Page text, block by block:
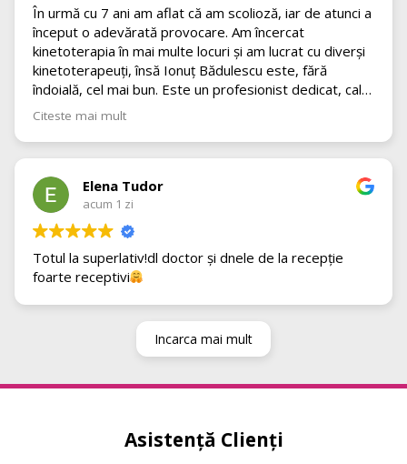
În urmă cu 7 ani am aflat că am scolioză, iar de atunci a
început o adevărată provocare. Am încercat
kinetoterapia în mai multe locuri și am lucrat cu diverși
kinetoterapeuți, însă Ionuț Bădulescu este, fără
îndoială, cel mai bun. Este un profesionist dedicat, calm
și foarte răbdător. Terapia Schroth nu este deloc
exercițiile clar, pe înțelesul meu, și să mă încurajeze să
kinetoterapia și am ales, fără ezitare, să revin tot la
Ionuț, deoarece terapia alături de el a avut rezultate
foarte bune și vizibile.
De asemenea, fetele de la recepție sunt extrem de
prietenoase, amabile și mereu dispuse să ajute cu
orice este nevoie. Este pentru prima dată când
și orientată către pacienți.
Recomand cu toată încrederea tuturor celor care
caută profesionalism, implicare și rezultate reale!
Citeste mai mult
Elena Tudor
acum 1 zi
Totul la superlativ!dl doctor și dnele de la recepție
foarte receptivi
Incarca mai mult
Asistență Clienți